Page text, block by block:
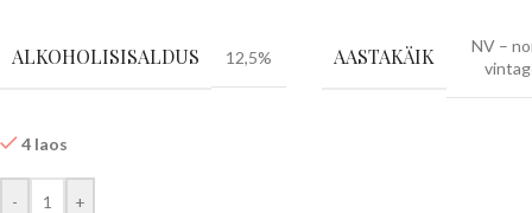
ALKOHOLISISALDUS 12,5% AASTAKÄIK
NV –
4 laos
- +